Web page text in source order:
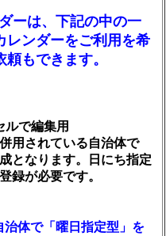
ーは、下記の中の一
レンダーをご利用を希
もできます。
ルで編集用
用されている自治体で
となります。日にち指定
録が必要です。
治体で「曜日指定型」を